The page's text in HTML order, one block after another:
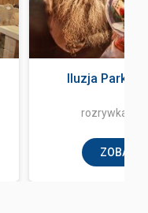
Iluzja Park
rozrywka i
ZOBACZ